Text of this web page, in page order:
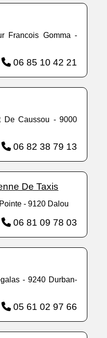
Francois Gomma -
06 85 10 42 21
De Caussou - 9000
06 82 38 79 13
De Taxis
- 9120 Dalou
06 81 09 78 03
- 9240 Durban-
05 61 02 97 66